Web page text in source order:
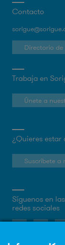
Contacto
Directorio de
Trabaja en
Únete a
¿Quieres estar
Suscríbete a
Síguenos en las
redes sociales